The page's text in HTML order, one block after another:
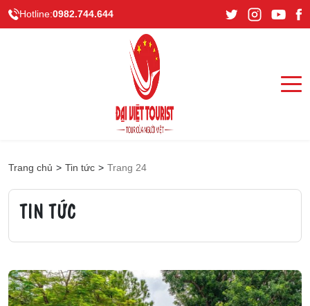
Hotline:0982.744.644
Trang chủ > Tin tức > Trang 24
TIN TỨC